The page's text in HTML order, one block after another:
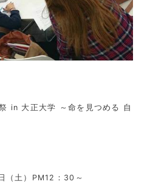
in 大正大学 ～命を見つめる 自
土）PM12：30～